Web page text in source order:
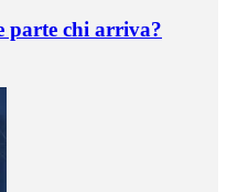
parte chi arriva?